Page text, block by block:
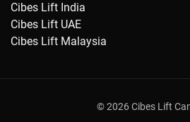
Cibes Lift India
Cibes Lift UAE
Cibes Lift Malaysia
© 2026 Cibes Lift